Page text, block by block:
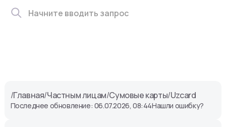
/Главная/Частным лицам/Сумовые карты/Uzcard
Последнее обновление: 06.07.2026, 08:44Нашли ошибку?